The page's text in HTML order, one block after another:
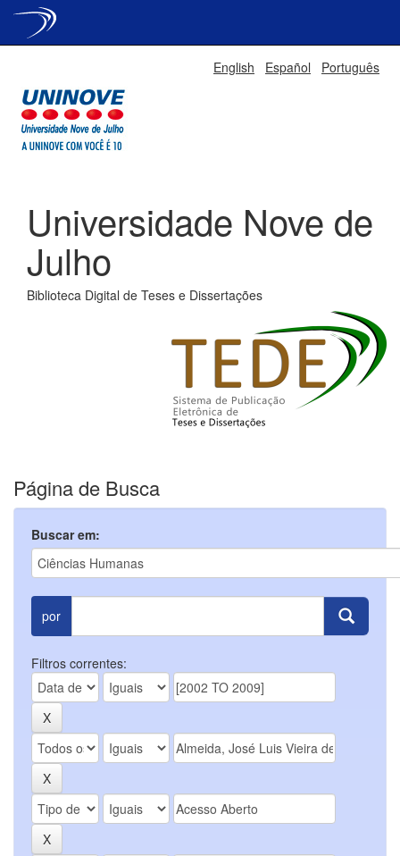
English Español Português
Universidade Nove de
Julho
Biblioteca Digital de Teses e Dissertações
Página de Busca
Buscar em:
por
Filtros correntes: